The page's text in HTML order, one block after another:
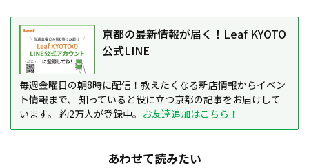
京都の最新情報が届く！Leaf KYOTO
公式LINE
毎週金曜日の朝8時に配信！教えたくなる新店情報からイベン
ト情報まで、 知っていると役に立つ京都の記事をお届けして
います。 約2万人が登録中。 お友達追加はこちら！
あわせて読みたい